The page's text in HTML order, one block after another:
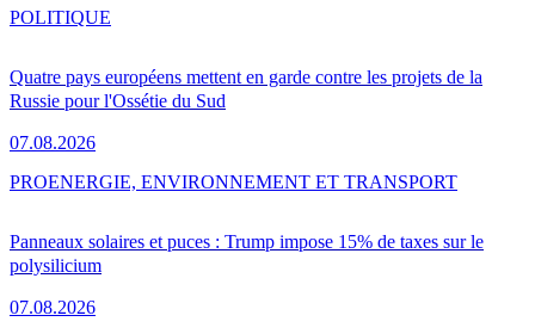
Quatre pays européens mettent en garde contre les projets de la
Russie pour l'Ossétie du Sud
07.08.2026
POLITIQUE
Panneaux solaires et puces : Trump impose 15% de taxes sur le
polysilicium
07.08.2026
PROENERGIE, ENVIRONNEMENT ET TRANSPORT